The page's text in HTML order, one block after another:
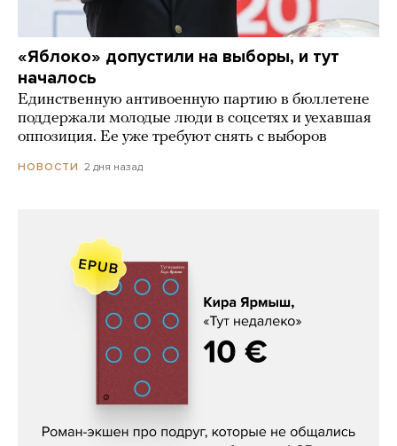
«Яблоко» допустили на выборы, и тут
началось
Единственную антивоенную партию в бюллетене
поддержали молодые люди в соцсетях и уехавшая
оппозиция. Ее уже требуют снять с выборов
НОВОСТИ 2 дня назад
Кира Ярмыш, «Тут недалеко»